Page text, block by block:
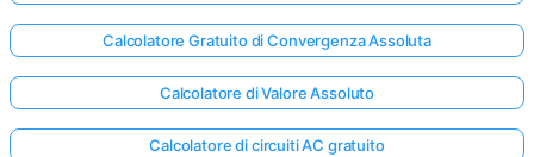
Calcolatore Gratuito di Convergenza Assoluta
Calcolatore di Valore Assoluto
Calcolatore di circuiti AC gratuito